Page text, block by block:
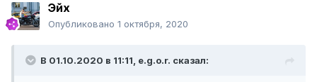
Эйх
Опубликовано 1 октября, 2020
В 01.10.2020 в 11:11, e.g.o.r. сказал: